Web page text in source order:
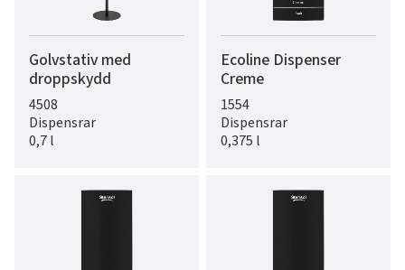
Golvstativ med
droppskydd
4508
Dispensrar
0,7 l
Ecoline Dispenser
Creme
1554
Dispensrar
0,375 l